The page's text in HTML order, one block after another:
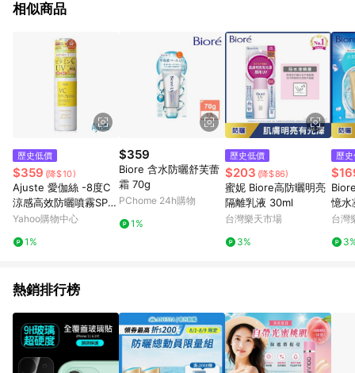
品、票券、訂閱方案、PChome儲值商品、企業專區/企業採購、
值點數、點數/禮物卡 [2025/2/16起適用] - 票券全品項
[2026/6/2起適用] 《5》回饋點數的計算將會排除【訂單活動折
扣 (含折價券折扣)】、【P幣扣抵】、【現金積點扣抵】及【訂單
運費】等金額。 《6》符合LINE POINTS回饋資格之訂單將於商
家訂單頁面標示「LINE回饋」，若無此標示則 不符合回饋LINE
POINTS點數資格亦不得使用點數紅包 。 《7》LINE購物設有
「單一商品最高回饋點數」機制 (特殊活動時開放「回饋無上
限」)，以同一訂單中同一商品不論件數計算，並依訂單成立時間
當下LINE購物所設定的回饋機制為準。 《8》LINE購物為購物資
訊整合性平台，商品資料更新會有時間差，如顯示之商品規格、
顏色、價位、贈品與PChome 24h購物銷售網頁不符，以銷售網
頁標示為準！
相似商品
歷史低價
$359 (降$10)
Ajuste 愛伽絲 -8度C
涼感高效防曬噴霧SPF
50+/PA++++(200g)-
Yahoo購物中心
1%
$359
Biore 含水防曬舒芙蕾
霜 70g
PChome 24h購物
1%
歷史低價
$203 (降$86)
蜜妮 Biore高防曬明亮
隔離乳液 30ml
台灣樂天市場
3%
歷
憶水
台灣
熱銷排行榜